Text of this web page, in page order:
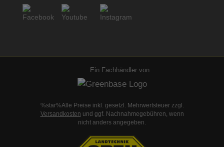
Ein Fachhändler von
%star%Alle Preise inkl. gesetzl. Mehrwertsteuer zzgl.
Versandkosten und ggf. Nachnahmegebühren, wenn
nicht anders angegeben.